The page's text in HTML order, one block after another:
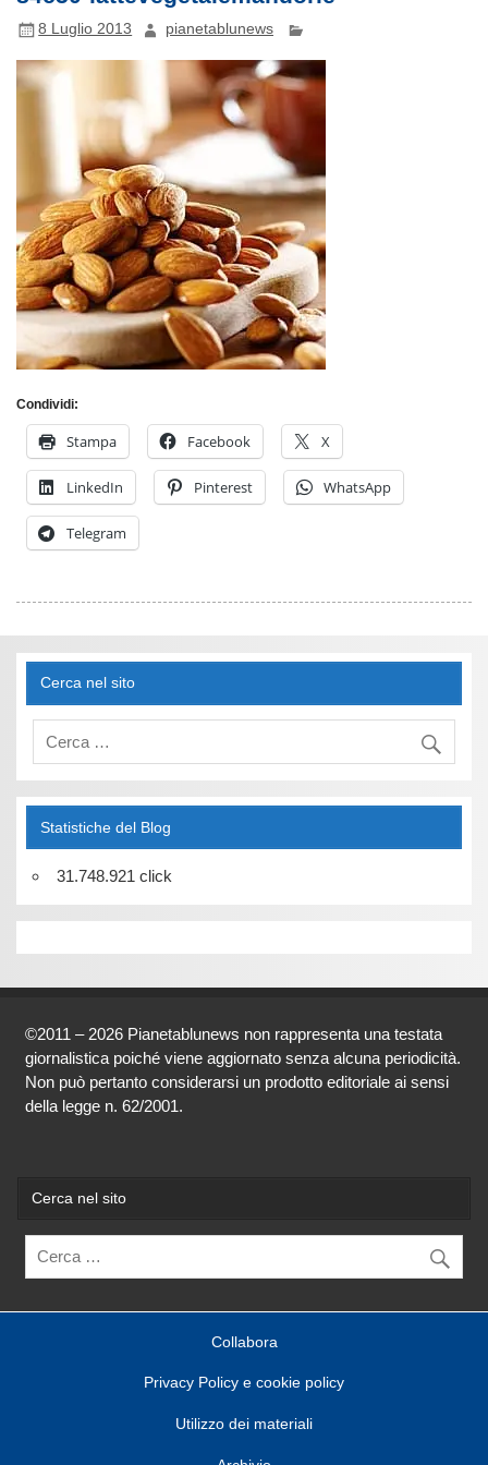
8 Luglio 2013 pianetablunews
Condividi:
Stampa Facebook X
LinkedIn Pinterest WhatsApp
Telegram
Cerca nel sito
Statistiche del Blog
31.748.921 click
©2011 – 2026 Pianetablunews non rappresenta una testata
giornalistica poiché viene aggiornato senza alcuna periodicità.
Non può pertanto considerarsi un prodotto editoriale ai sensi
della legge n. 62/2001.
Cerca nel sito
Collabora
Privacy Policy e cookie policy
Utilizzo dei materiali